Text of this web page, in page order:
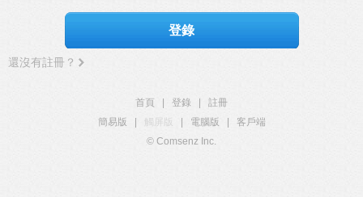
登錄
還沒有註冊？
首頁 登錄
註冊
簡易版
觸屏版 電腦版
客戶端
© Comsenz Inc.